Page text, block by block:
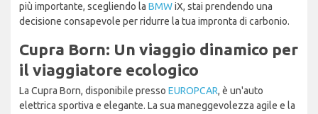
più importante, scegliendo la BMWiX, stai prendendo una
decisione consapevole per ridurre la tua impronta di carbonio.
Cupra Born: Un viaggio dinamico per
il viaggiatore ecologico
La Cupra Born, disponibile presso EUROPCAR, è un'auto
elettrica sportiva e elegante. La sua maneggevolezza agile e la